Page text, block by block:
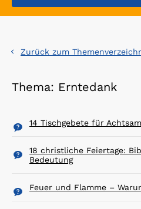
Zurück zum
Thema: Erntedank
14 Tischgebete für
18 christliche Feiertage:
Bedeutung
Feuer und Flamme –